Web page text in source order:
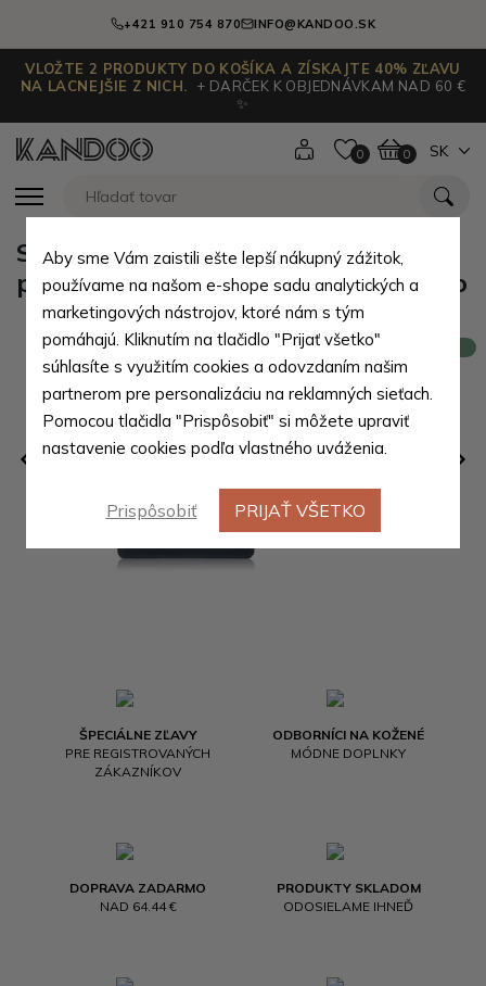
+421 910 754 870 INFO@KANDOO.SK
VLOŽTE 2 PRODUKTY DO KOŠÍKA A ZÍSKAJTE 40% ZĽAVU
NA LACNEJŠIE Z NICH.
+ DARČEK K OBJEDNÁVKAM NAD 60 €
✨
0 0 SK
ŠPECIÁLNE ZĽAVY
PRE REGISTROVANÝCH
ZÁKAZNÍKOV
ODBORNÍCI NA KOŽENÉ
MÓDNE DOPLNKY
DOPRAVA ZADARMO
NAD 64.44 €
PRODUKTY SKLADOM
ODOSIELAME IHNEĎ
Sada dámskej tmavo modrej
peňaženky a puzdra na karty Laylo
Aby sme Vám zaistili ešte lepší nákupný zážitok,
používame na našom e-shope sadu analytických a
marketingových nástrojov, ktoré nám s tým
pomáhajú. Kliknutím na tlačidlo "Prijať všetko"
súhlasíte s využitím cookies a odovzdaním našim
partnerom pre personalizáciu na reklamných sieťach.
Pomocou tlačidla "Prispôsobiť" si môžete upraviť
nastavenie cookies podľa vlastného uváženia.
Prispôsobiť PRIJAŤ VŠETKO